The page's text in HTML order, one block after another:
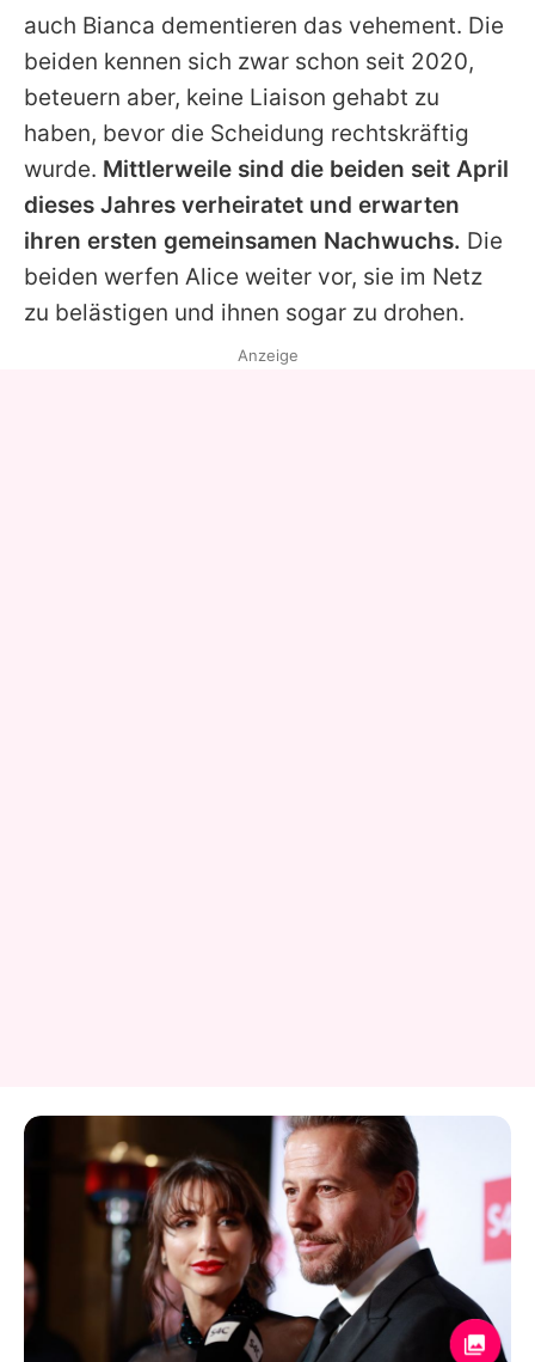
auch Bianca dementieren das vehement. Die
beiden kennen sich zwar schon seit 2020,
beteuern aber, keine Liaison gehabt zu
haben, bevor die Scheidung rechtskräftig
wurde. Mittlerweile sind die beiden seit April
dieses Jahres verheiratet und erwarten
ihren ersten gemeinsamen Nachwuchs. Die
beiden werfen Alice weiter vor, sie im Netz
zu belästigen und ihnen sogar zu drohen.
Anzeige